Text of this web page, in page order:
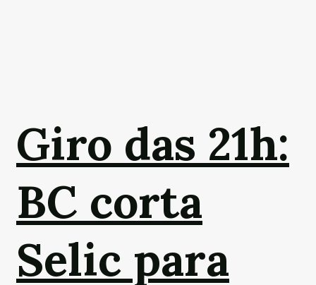
Giro das 21h:
BC corta
Selic para